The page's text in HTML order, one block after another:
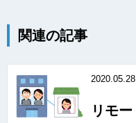
関連の記事
2020.05.28
リモ